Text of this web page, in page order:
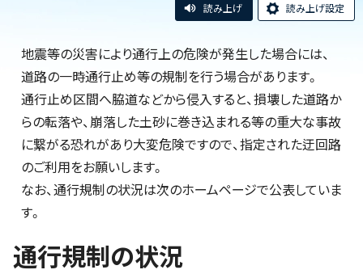
読み上げ 読み上げ設定
地震等の災害により通行上の危険が発生した場合には、
道路の一時通行止め等の規制を行う場合があります。
通行止め区間へ脇道などから侵入すると、損壊した道路か
らの転落や、崩落した土砂に巻き込まれる等の重大な事故
に繋がる恐れがあり大変危険ですので、指定された迂回路
のご利用をお願いします。
なお、通行規制の状況は次のホームページで公表していま
す。
通行規制の状況